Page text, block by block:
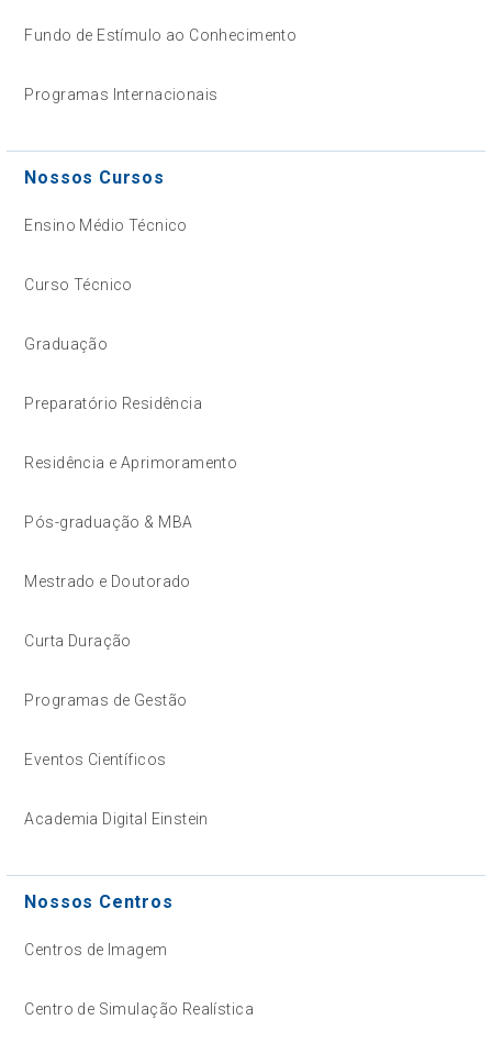
Fundo de Estímulo ao Conhecimento
Programas Internacionais
Nossos Cursos
Ensino Médio Técnico
Curso Técnico
Graduação
Preparatório Residência
Residência e Aprimoramento
Pós-graduação & MBA
Mestrado e Doutorado
Curta Duração
Programas de Gestão
Eventos Científicos
Academia Digital Einstein
Nossos Centros
Centros de Imagem
Centro de Simulação Realística